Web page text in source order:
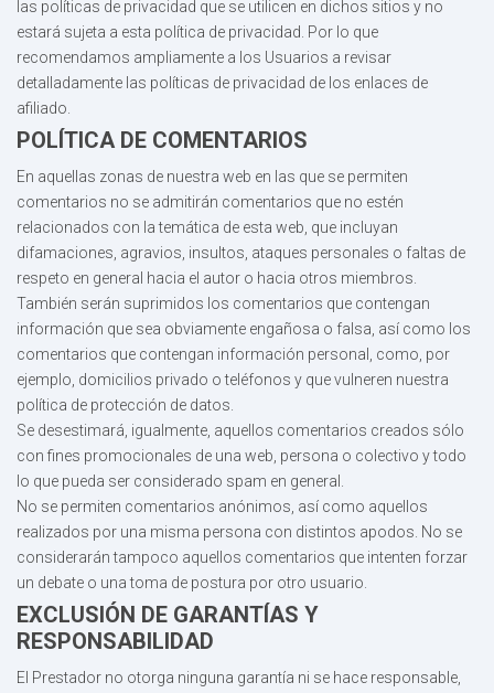
las políticas de privacidad que se utilicen en dichos sitios y no
estará sujeta a esta política de privacidad. Por lo que
recomendamos ampliamente a los Usuarios a revisar
detalladamente las políticas de privacidad de los enlaces de
afiliado.
POLÍTICA DE COMENTARIOS
En aquellas zonas de nuestra web en las que se permiten
comentarios no se admitirán comentarios que no estén
relacionados con la temática de esta web, que incluyan
difamaciones, agravios, insultos, ataques personales o faltas de
respeto en general hacia el autor o hacia otros miembros.
También serán suprimidos los comentarios que contengan
información que sea obviamente engañosa o falsa, así como los
comentarios que contengan información personal, como, por
ejemplo, domicilios privado o teléfonos y que vulneren nuestra
política de protección de datos.
Se desestimará, igualmente, aquellos comentarios creados sólo
con fines promocionales de una web, persona o colectivo y todo
lo que pueda ser considerado spam en general.
No se permiten comentarios anónimos, así como aquellos
realizados por una misma persona con distintos apodos. No se
considerarán tampoco aquellos comentarios que intenten forzar
un debate o una toma de postura por otro usuario.
EXCLUSIÓN DE GARANTÍAS Y
RESPONSABILIDAD
El Prestador no otorga ninguna garantía ni se hace responsable,